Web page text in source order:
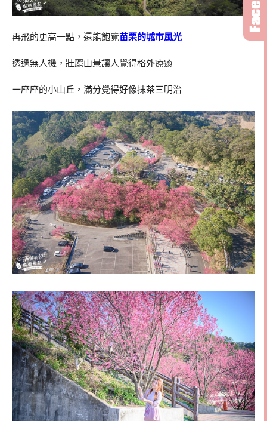
再飛的更高一點，還能飽覽苗栗的城市風光
透過無人機，壯麗山景讓人覺得格外療癒
一座座的小山丘，滿分覺得好像抹茶三明治